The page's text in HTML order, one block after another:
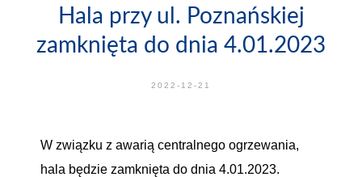
Hala przy ul. Poznańskiej
zamknięta do dnia 4.01.2023
2022-12-21
W związku z awarią centralnego ogrzewania,
hala będzie zamknięta do dnia 4.01.2023.